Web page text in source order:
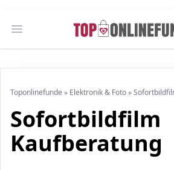
Open main menu
Toponlinefunde » Elektronik & Foto»
Sofortbildfilm
Kaufberatung